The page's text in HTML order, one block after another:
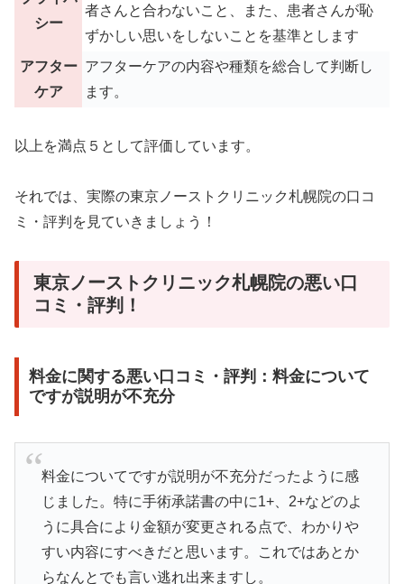
シー
者さんと合わないこと、また、患者さんが恥
ずかしい思いをしないことを基準とします
アフター
ケア
アフターケアの内容や種類を総合して判断し
ます。
以上を満点５として評価しています。
それでは、実際の東京ノーストクリニック札幌院の口コ
ミ・評判を見ていきましょう！
東京ノーストクリニック札幌院の悪い口
コミ・評判！
料金に関する悪い口コミ・評判：料金について
ですが説明が不充分
料金についてですが説明が不充分だったように感
じました。特に手術承諾書の中に1+、2+などのよ
うに具合により金額が変更される点で、わかりや
すい内容にすべきだと思います。これではあとか
らなんとでも言い逃れ出来ますし。